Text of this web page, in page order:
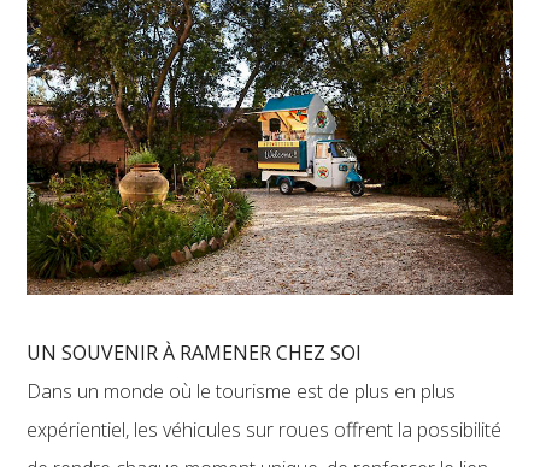
UN SOUVENIR À RAMENER CHEZ SOI
Dans un monde où le tourisme est de plus en plus
expérientiel, les véhicules sur roues offrent la possibilité